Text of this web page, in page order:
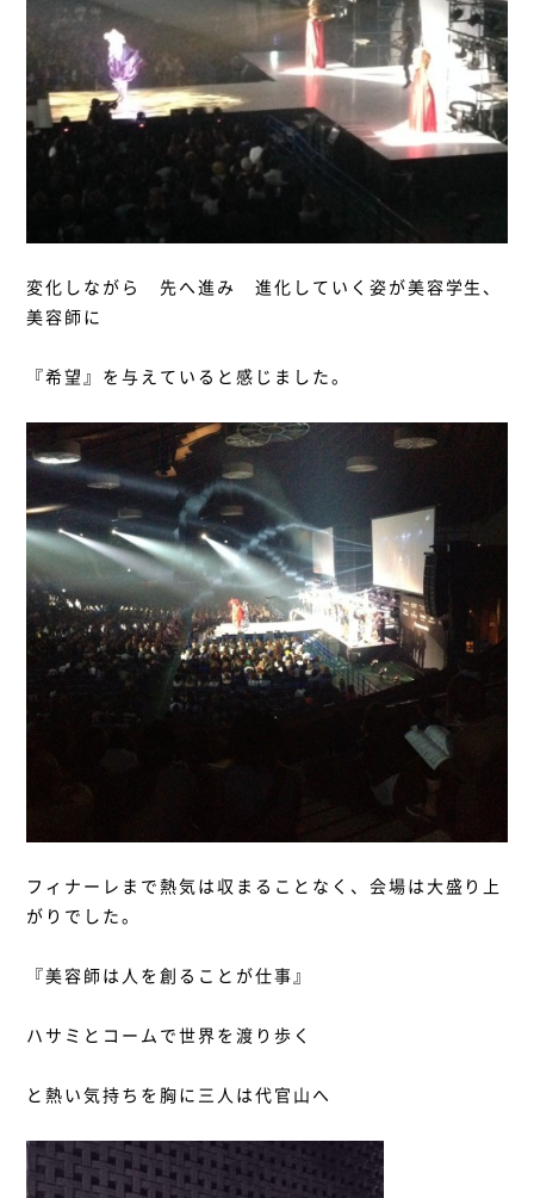
変化しながら 先へ進み 進化していく姿が美容学生、
美容師に
『希望』を与えていると感じました。
フィナーレまで熱気は収まることなく、会場は大盛り上
がりでした。
『美容師は人を創ることが仕事』
ハサミとコームで世界を渡り歩く
と熱い気持ちを胸に三人は代官山へ